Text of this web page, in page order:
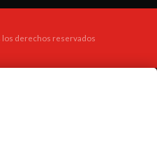
los derechos reservados